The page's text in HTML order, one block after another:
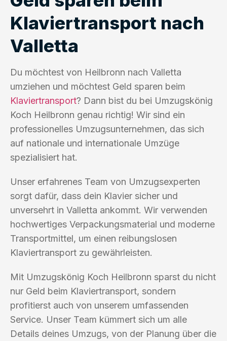
Klaviertransport nach
Valletta
Du möchtest von Heilbronn nach Valletta
umziehen und möchtest Geld sparen beim
Klaviertransport? Dann bist du bei Umzugskönig
Koch Heilbronn genau richtig! Wir sind ein
professionelles Umzugsunternehmen, das sich
auf nationale und internationale Umzüge
spezialisiert hat.
Unser erfahrenes Team von Umzugsexperten
sorgt dafür, dass dein Klavier sicher und
unversehrt in Valletta ankommt. Wir verwenden
hochwertiges Verpackungsmaterial und moderne
Transportmittel, um einen reibungslosen
Klaviertransport zu gewährleisten.
Mit Umzugskönig Koch Heilbronn sparst du nicht
nur Geld beim Klaviertransport, sondern
profitierst auch von unserem umfassenden
Service. Unser Team kümmert sich um alle
Details deines Umzugs, von der Planung über die